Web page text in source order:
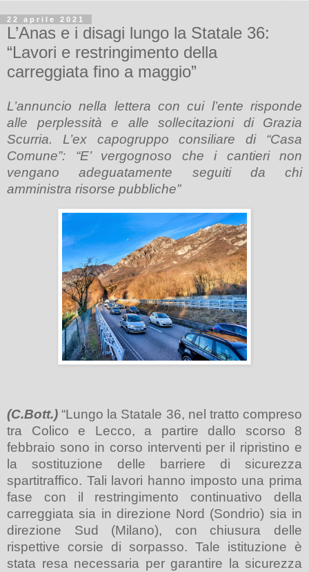
22 aprile 2021
L’Anas e i disagi lungo la Statale 36:
“Lavori e restringimento della
carreggiata fino a maggio”
L’annuncio nella lettera con cui l’ente risponde
alle perplessità e alle sollecitazioni di Grazia
Scurria. L’ex capogruppo consiliare di “Casa
Comune”: “E’ vergognoso che i cantieri non
vengano adeguatamente seguiti da chi
amministra risorse pubbliche”
(C.Bott.) “Lungo la Statale 36, nel tratto compreso
tra Colico e Lecco, a partire dallo scorso 8
febbraio sono in corso interventi per il ripristino e
la sostituzione delle barriere di sicurezza
spartitraffico. Tali lavori hanno imposto una prima
fase con il restringimento continuativo della
carreggiata sia in direzione Nord (Sondrio) sia in
direzione Sud (Milano), con chiusura delle
rispettive corsie di sorpasso. Tale istituzione è
stata resa necessaria per garantire la sicurezza